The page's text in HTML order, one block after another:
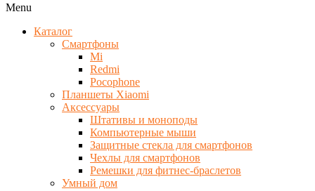
Menu
Каталог
Смартфоны
Mi
Redmi
Pocophone
Планшеты Xiaomi
Аксессуары
Штативы и моноподы
Компьютерные мыши
Защитные стекла для смартфонов
Чехлы для смартфонов
Ремешки для фитнес-браслетов
Умный дом